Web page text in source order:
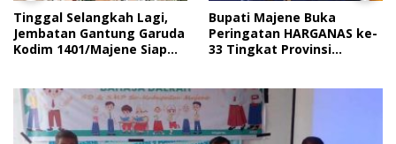
Tinggal Selangkah Lagi,
Jembatan Gantung Garuda
Kodim 1401/Majene Siap
Bupati Majene Buka
Peringatan HARGANAS ke-
33 Tingkat Provinsi
Keluarga